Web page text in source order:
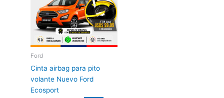
Ford
Cinta airbag para pito
volante Nuevo Ford
Ecosport